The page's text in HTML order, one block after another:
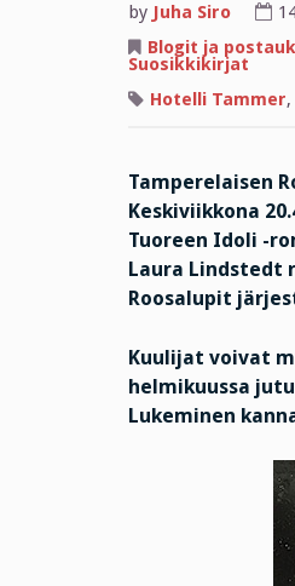
by Juha Siro
Blogit ja
Suosikkikirjat
Hotelli Tammer,
Tamperelaisen
Keskiviikkona
Tuoreen Idoli -
Laura Lindstedt
Roosalupit
Kuulijat voivat
helmikuussa
Lukeminen